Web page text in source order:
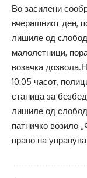
Во засилени
вчерашниот ден,
лишиле од
малолетници,
возачка
10:05 часот,
станица за
лишиле од
патничко возило
право на